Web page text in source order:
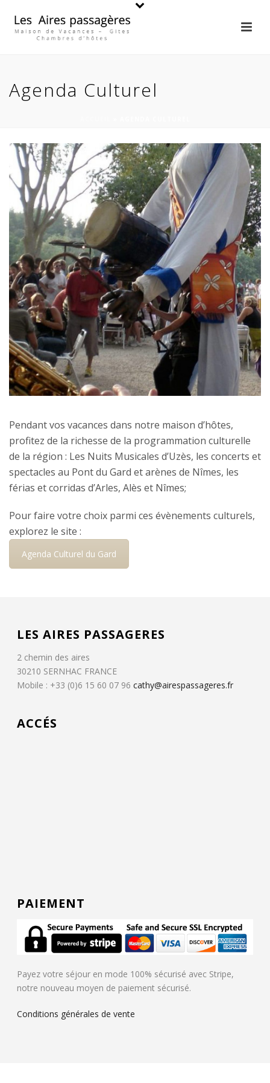
Agenda Culturel
Pendant vos vacances dans notre maison d’hôtes,
profitez de la richesse de la programmation culturelle
de la région : Les Nuits Musicales d’Uzès, les concerts et
spectacles au Pont du Gard et arènes de Nîmes, les
férias et corridas d’Arles, Alès et Nîmes;
Pour faire votre choix parmi ces évènements culturels,
explorez le site :
Agenda Culturel du Gard
LES AIRES PASSAGERES
2 chemin des aires
30210 SERNHAC FRANCE
Mobile : +33 (0)6 15 60 07 96cathy@airespassageres.fr
ACCÉS
PAIEMENT
Payez votre séjour en mode 100% sécurisé avec Stripe,
notre nouveau moyen de paiement sécurisé.
Conditions générales de vente